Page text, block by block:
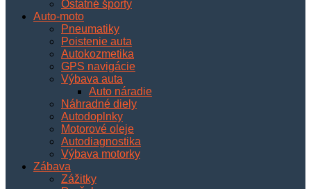
Ostatné športy
Auto-moto
Pneumatiky
Poistenie auta
Autokozmetika
GPS navigácie
Výbava auta
Auto náradie
Náhradné diely
Autodoplnky
Motorové oleje
Autodiagnostika
Výbava motorky
Zábava
Zážitky